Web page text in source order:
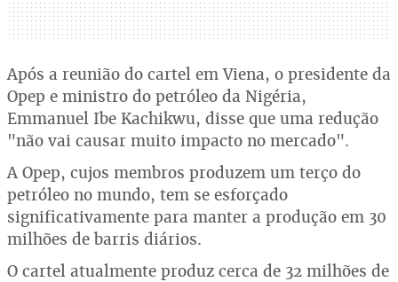
Após a reunião do cartel em Viena, o presidente da
Opep e ministro do petróleo da Nigéria,
Emmanuel Ibe Kachikwu, disse que uma redução
"não vai causar muito impacto no mercado".
A Opep, cujos membros produzem um terço do
petróleo no mundo, tem se esforçado
significativamente para manter a produção em 30
milhões de barris diários.
O cartel atualmente produz cerca de 32 milhões de